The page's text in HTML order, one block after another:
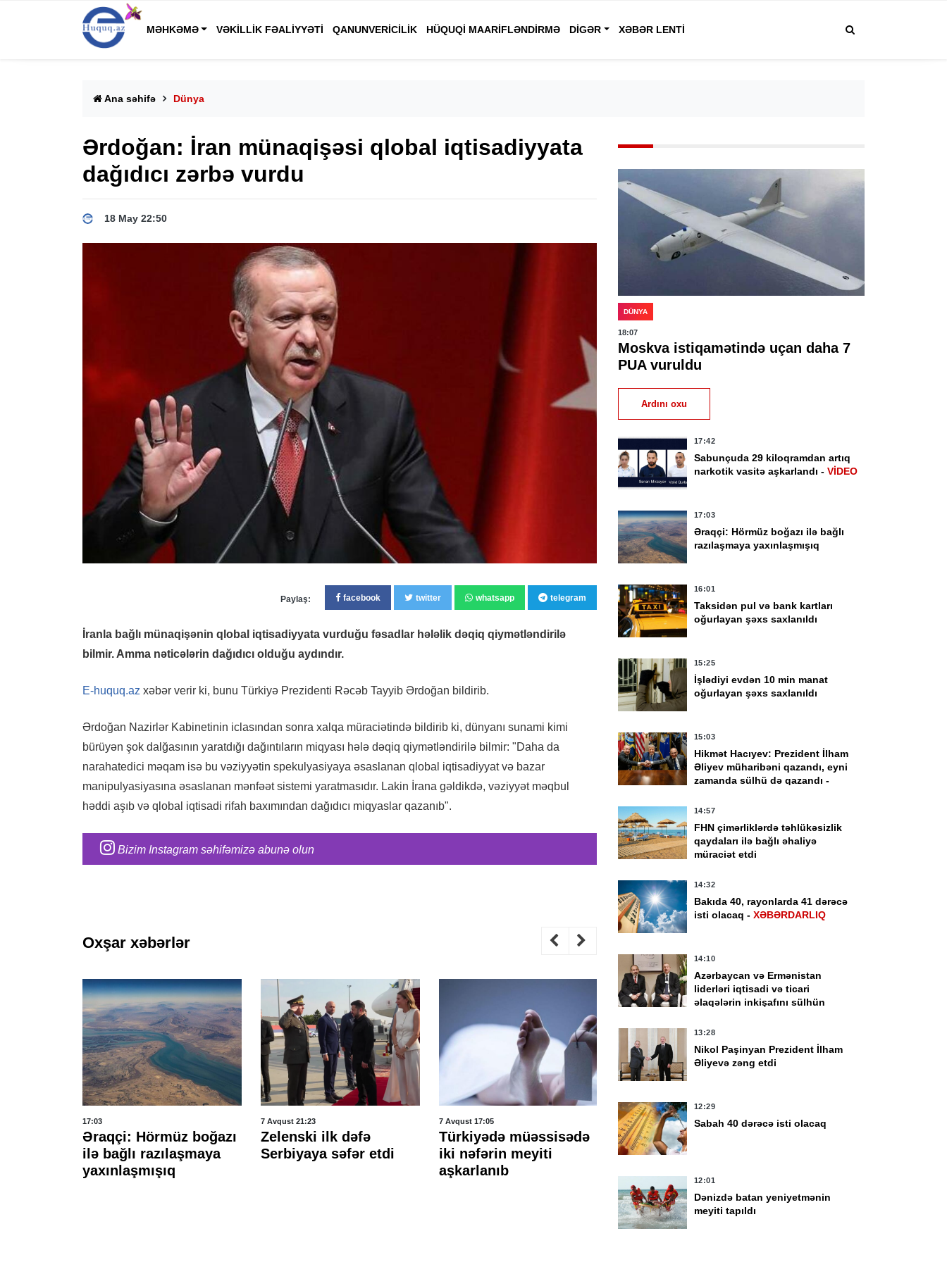
MƏHKƏMƏ VƏKILLIK FƏALIYYƏTI QANUNVERICILIK HÜQUQI MAARIFLƏNDIRMƏ DIGƏR XƏBƏR LENTI
Ana səhifə Dünya
Ərdoğan: İran münaqişəsi qlobal iqtisadiyyata
dağıdıcı zərbə vurdu
18 May 22:50
Paylaş: facebook twitter whatsapp telegram
İranla bağlı münaqişənin qlobal iqtisadiyyata vurduğu fəsadlar hələlik dəqiq qiymətləndirilə
bilmir. Amma nəticələrin dağıdıcı olduğu aydındır.
E-huquq.az xəbər verir ki, bunu Türkiyə Prezidenti Rəcəb Tayyib Ərdoğan bildirib.
Ərdoğan Nazirlər Kabinetinin iclasından sonra xalqa müraciətində bildirib ki, dünyanı sunami kimi
bürüyən şok dalğasının yaratdığı dağıntıların miqyası hələ dəqiq qiymətləndirilə bilmir: "Daha da
narahatedici məqam isə bu vəziyyətin spekulyasiyaya əsaslanan qlobal iqtisadiyyat və bazar
manipulyasiyasına əsaslanan mənfəət sistemi yaratmasıdır. Lakin İrana gəldikdə, vəziyyət məqbul
həddi aşıb və qlobal iqtisadi rifah baxımından dağıdıcı miqyaslar qazanıb".
Bizim Instagram səhifəmizə abunə olun
Oxşar xəbərlər
17:03
Əraqçi: Hörmüz boğazı
ilə bağlı razılaşmaya
yaxınlaşmışıq
7 Avqust 21:23
Zelenski ilk dəfə
Serbiyaya səfər etdi
7 Avqust 17:05
Türkiyədə müəssisədə
iki nəfərin meyiti
aşkarlanıb
7 Avqust 16:42
Yaponiyada "Dolfin"
tayfununa görə bəzi
7 Avqust 16:24
DÜNYA
18:07
Moskva istiqamətində uçan daha 7
PUA vuruldu
Ardını oxu
17:42
Sabunçuda 29 kiloqramdan artıq
narkotik vasitə aşkarlandı - VİDEO
17:03
Əraqçi: Hörmüz boğazı ilə bağlı
razılaşmaya yaxınlaşmışıq
16:01
Taksidən pul və bank kartları
oğurlayan şəxs saxlanıldı
15:25
İşlədiyi evdən 10 min manat
oğurlayan şəxs saxlanıldı
15:03
Hikmət Hacıyev: Prezident İlham
Əliyev müharibəni qazandı, eyni
zamanda sülhü də qazandı -
14:57
FHN çimərliklərdə təhlükəsizlik
qaydaları ilə bağlı əhaliyə
müraciət etdi
14:32
Bakıda 40, rayonlarda 41 dərəcə
isti olacaq - XƏBƏRDARLIQ
14:10
Azərbaycan və Ermənistan
liderləri iqtisadi və ticari
əlaqələrin inkişafını sülhün
qiymətləndirib
13:28
Nikol Paşinyan Prezident İlham
Əliyevə zəng etdi
12:29
Sabah 40 dərəcə isti olacaq
12:01
Dənizdə batan yeniyetmənin
meyiti tapıldı